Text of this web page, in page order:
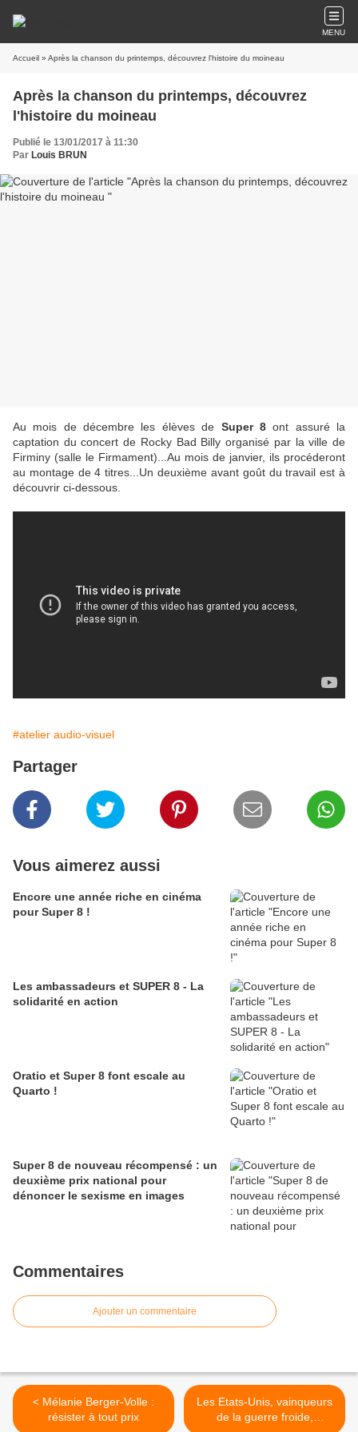
MENU
Accueil » Après la chanson du printemps, découvrez l'histoire du moineau
Après la chanson du printemps, découvrez
l'histoire du moineau
Publié le 13/01/2017 à 11:30
Par Louis BRUN
Au mois de décembre les élèves de Super 8ont assuré la
captation du concert de Rocky Bad Billy organisé par la ville de
Firminy (salle le Firmament)...Au mois de janvier, ils procéderont
au montage de 4 titres...Un deuxième avant goût du travail est à
découvrir ci-dessous.
#atelier audio-visuel
Partager
Vous aimerez aussi
Encore une année riche en cinéma
pour Super 8 !
Les ambassadeurs et SUPER 8 - La
solidarité en action
Oratio et Super 8 font escale au
Quarto !
Super 8 de nouveau récompensé : un
deuxième prix national pour
dénoncer le sexisme en images
Commentaires
Ajouter un commentaire
< Mélanie Berger-Volle :
résister à tout prix
Les Etats-Unis, vainqueurs
de la guerre froide,